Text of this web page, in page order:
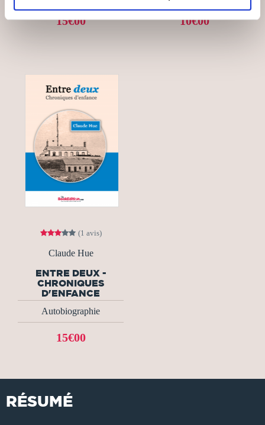
15€00 10€00
(1 avis)
Claude Hue
ENTRE DEUX -
CHRONIQUES
D'ENFANCE
Autobiographie
15€00
RÉSUMÉ